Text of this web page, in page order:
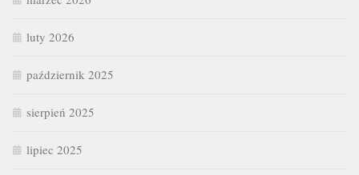
luty 2026
październik 2025
sierpień 2025
lipiec 2025